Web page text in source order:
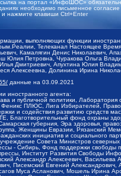
на портал «ИнфоШОС»
необходимо письменное
нажмите клавиши Ctrl+Enter
выполняющих функции
Телеканал Настоящее
Камалягин Денис Николаевич,
Юлия Петровна, Чуракова Ольга
Дмитриевич, Апухтина Юлия
Алексеевна, Долинина Ирина
данные на 03.09.2021
иностранного агента:
и публичной политики,
ПЛЮС, Лига Избирателей,
и содействия развитию средств
Благотворительный фонд охраны
губерния, Эра здоровья,
Женщины Евразии, Рязанский
инициатив и социального
Совета Министров северных
- Сибирь, Фонд поддержки
Институт Развития Свободы
Александр Алексеевич,
Писемский Евгений
Муса Асланович, Мошель Ирина